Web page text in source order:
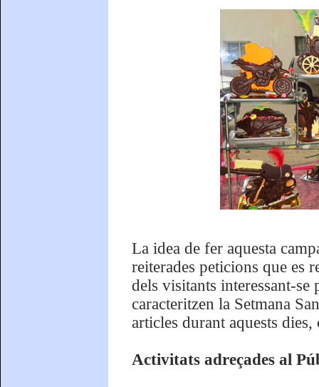
La idea de fer aquesta
reiterades peticions que es
dels visitants interessant-se
caracteritzen la Setmana
articles durant aquests
Activitats adreçades al